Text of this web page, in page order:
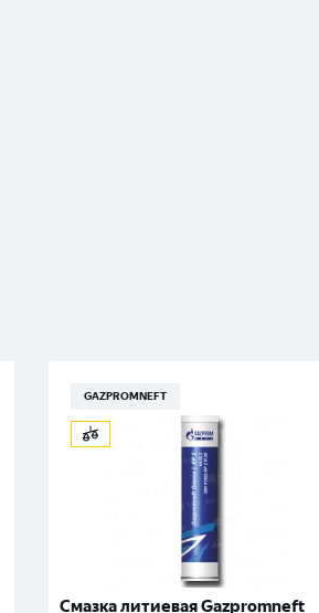
GAZPROMNEFT
Смазка литиевая Gazpromneft